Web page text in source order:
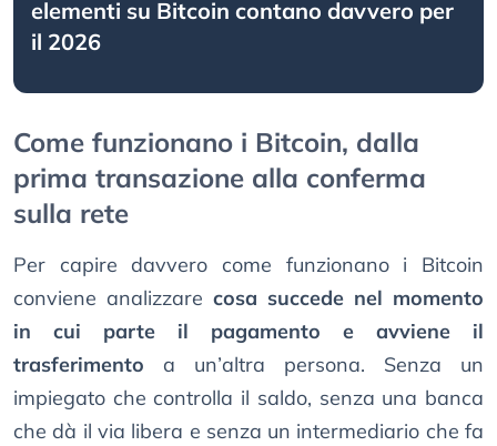
elementi su Bitcoin contano davvero per
il 2026
Come funzionano i Bitcoin, dalla
prima transazione alla conferma
sulla rete
Per capire davvero come funzionano i Bitcoin
conviene analizzare cosa succede nel momento
in cui parte il pagamento e avviene il
trasferimento a un’altra persona. Senza un
impiegato che controlla il saldo, senza una banca
che dà il via libera e senza un intermediario che fa